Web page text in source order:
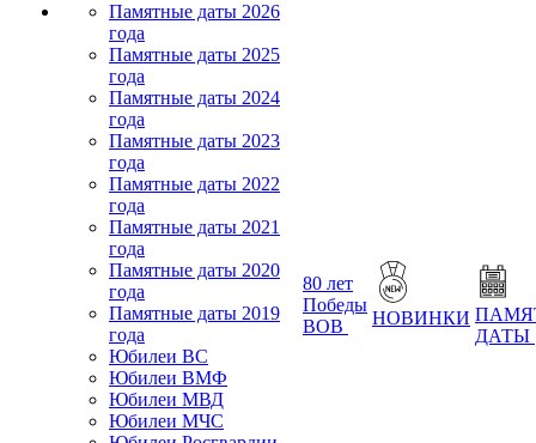
Памятные даты 2026
года
Памятные даты 2025
года
Памятные даты 2024
года
Памятные даты 2023
года
Памятные даты 2022
года
Памятные даты 2021
года
Памятные даты 2020
года
Памятные даты 2019
года
Юбилеи ВС
Юбилеи ВМФ
Юбилеи МВД
Юбилеи МЧС
80 лет
Победы
ВОВ
НОВИНКИ
ДАТЫ